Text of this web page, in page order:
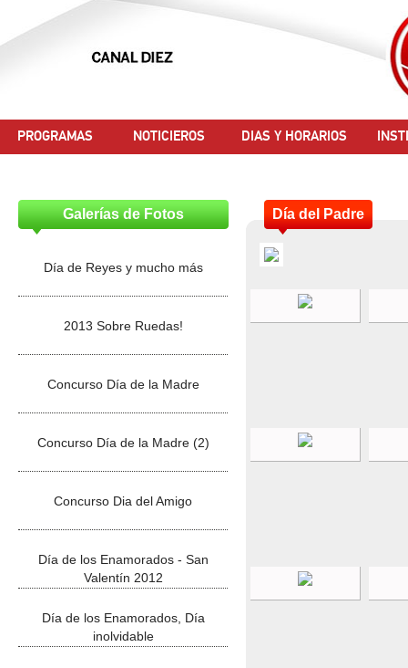
PROGRAMAS NOTICIEROS DIAS Y HORARIOS
Galerías de Fotos
Día de Reyes y mucho más
2013 Sobre Ruedas!
Concurso Día de la Madre
Concurso Día de la Madre (2)
Concurso Dia del Amigo
Día de los Enamorados - San
Valentín 2012
Día de los Enamorados, Día
inolvidable
Día del Padre